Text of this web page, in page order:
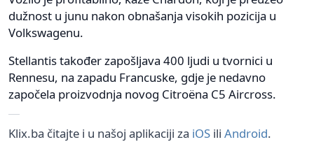
dužnost u junu nakon obnašanja visokih pozicija u
Volkswagenu.
Stellantis također zapošljava 400 ljudi u tvornici u
Rennesu, na zapadu Francuske, gdje je nedavno
započela proizvodnja novog Citroëna C5 Aircross.
Klix.ba čitajte i u našoj aplikaciji za iOS ili Android.